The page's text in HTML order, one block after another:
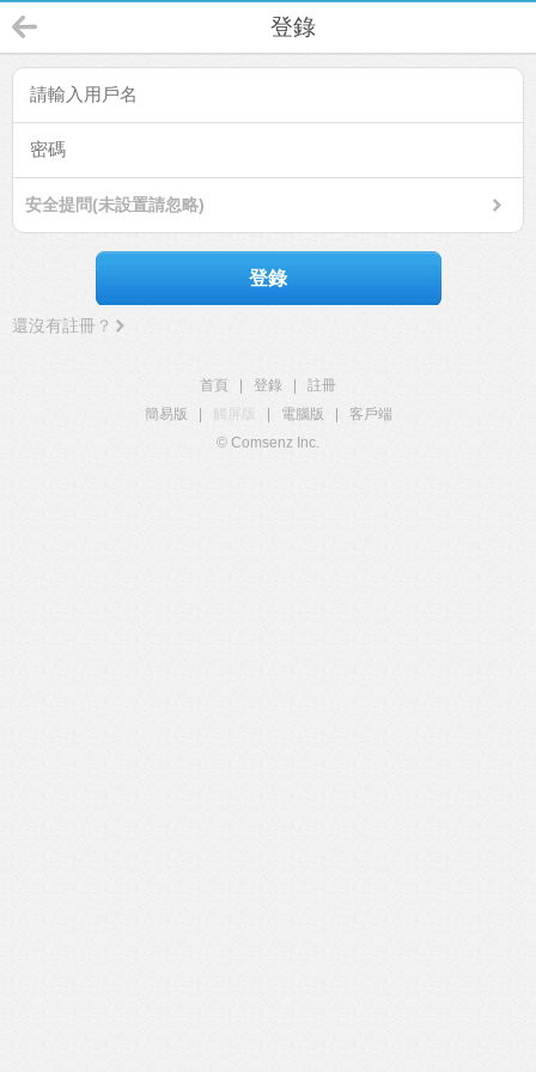
登錄
安全提問(未設置請忽略)
登錄
還沒有註冊？
首頁 登錄
註冊
簡易版
觸屏版 電腦版
客戶端
© Comsenz Inc.